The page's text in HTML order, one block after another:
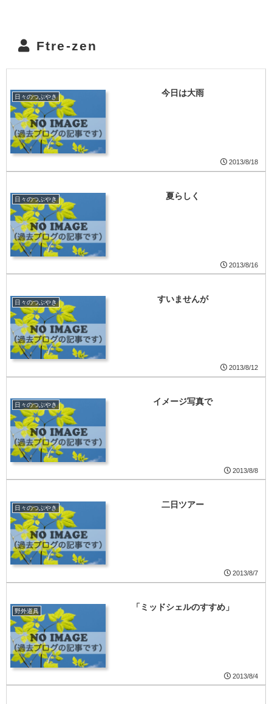
Ftre-zen
日々のつぶやき 今日は大雨
2013/8/18
日々のつぶやき 夏らしく
2013/8/16
日々のつぶやき すいませんが
2013/8/12
日々のつぶやき イメージ写真で
2013/8/8
日々のつぶやき 二日ツアー
2013/8/7
野外道具 「ミッドシェルのすすめ」
2013/8/4